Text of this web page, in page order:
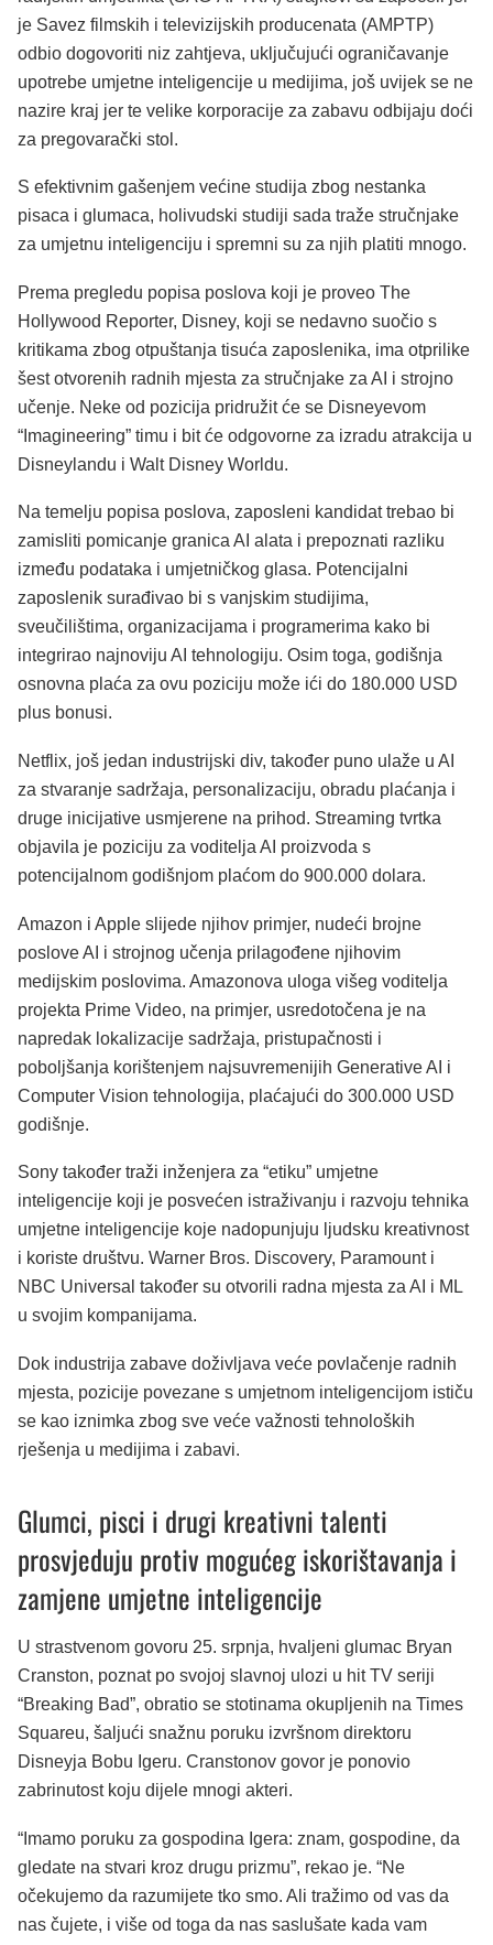
je Savez filmskih i televizijskih producenata (AMPTP)
odbio dogovoriti niz zahtjeva, uključujući ograničavanje
upotrebe umjetne inteligencije u medijima, još uvijek se ne
nazire kraj jer te velike korporacije za zabavu odbijaju doći
za pregovarački stol.
S efektivnim gašenjem većine studija zbog nestanka
pisaca i glumaca, holivudski studiji sada traže stručnjake
za umjetnu inteligenciju i spremni su za njih platiti mnogo.
Prema pregledu popisa poslova koji je proveo The
Hollywood Reporter, Disney, koji se nedavno suočio s
kritikama zbog otpuštanja tisuća zaposlenika, ima otprilike
šest otvorenih radnih mjesta za stručnjake za AI i strojno
učenje. Neke od pozicija pridružit će se Disneyevom
“Imagineering” timu i bit će odgovorne za izradu atrakcija u
Disneylandu i Walt Disney Worldu.
Na temelju popisa poslova, zaposleni kandidat trebao bi
zamisliti pomicanje granica AI alata i prepoznati razliku
između podataka i umjetničkog glasa. Potencijalni
zaposlenik surađivao bi s vanjskim studijima,
sveučilištima, organizacijama i programerima kako bi
integrirao najnoviju AI tehnologiju. Osim toga, godišnja
osnovna plaća za ovu poziciju može ići do 180.000 USD
plus bonusi.
Netflix, još jedan industrijski div, također puno ulaže u AI
za stvaranje sadržaja, personalizaciju, obradu plaćanja i
druge inicijative usmjerene na prihod. Streaming tvrtka
objavila je poziciju za voditelja AI proizvoda s
potencijalnom godišnjom plaćom do 900.000 dolara.
Amazon i Apple slijede njihov primjer, nudeći brojne
poslove AI i strojnog učenja prilagođene njihovim
medijskim poslovima. Amazonova uloga višeg voditelja
projekta Prime Video, na primjer, usredotočena je na
napredak lokalizacije sadržaja, pristupačnosti i
poboljšanja korištenjem najsuvremenijih Generative AI i
Computer Vision tehnologija, plaćajući do 300.000 USD
godišnje.
Sony također traži inženjera za “etiku” umjetne
inteligencije koji je posvećen istraživanju i razvoju tehnika
umjetne inteligencije koje nadopunjuju ljudsku kreativnost
i koriste društvu. Warner Bros. Discovery, Paramount i
NBC Universal također su otvorili radna mjesta za AI i ML
u svojim kompanijama.
Dok industrija zabave doživljava veće povlačenje radnih
mjesta, pozicije povezane s umjetnom inteligencijom ističu
se kao iznimka zbog sve veće važnosti tehnoloških
rješenja u medijima i zabavi.
Glumci, pisci i drugi kreativni talenti
prosvjeduju protiv mogućeg iskorištavanja i
zamjene umjetne inteligencije
U strastvenom govoru 25. srpnja, hvaljeni glumac Bryan
Cranston, poznat po svojoj slavnoj ulozi u hit TV seriji
“Breaking Bad”, obratio se stotinama okupljenih na Times
Squareu, šaljući snažnu poruku izvršnom direktoru
Disneyja Bobu Igeru. Cranstonov govor je ponovio
zabrinutost koju dijele mnogi akteri.
“Imamo poruku za gospodina Igera: znam, gospodine, da
gledate na stvari kroz drugu prizmu”, rekao je. “Ne
očekujemo da razumijete tko smo. Ali tražimo od vas da
nas čujete, i više od toga da nas saslušate kada vam